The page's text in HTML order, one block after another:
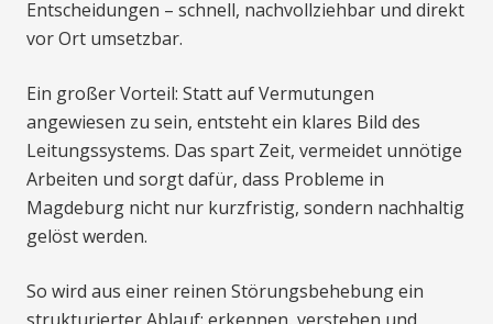
Entscheidungen – schnell, nachvollziehbar und direkt
vor Ort umsetzbar.
Ein großer Vorteil: Statt auf Vermutungen
angewiesen zu sein, entsteht ein klares Bild des
Leitungssystems. Das spart Zeit, vermeidet unnötige
Arbeiten und sorgt dafür, dass Probleme in
Magdeburg nicht nur kurzfristig, sondern nachhaltig
gelöst werden.
So wird aus einer reinen Störungsbehebung ein